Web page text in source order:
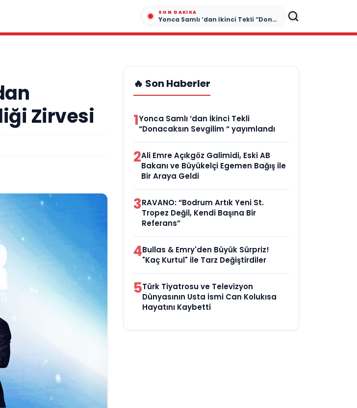
SON DAKIKA
Yonca Samlı ‘dan İkinci Tekli “Donacaksın Sevgilim “ yayımlandı
Zirvesi
🔥 Son Haberler
1Yonca Samlı ‘dan İkinci Tekli
“Donacaksın Sevgilim “ yayımlandı
2Ali Emre Açıkgöz Galimidi, Eski AB
Bakanı ve Büyükelçi Egemen Bağış ile
Bir Araya Geldi
3RAVANO: “Bodrum Artık Yeni St.
Tropez Değil, Kendi Başına Bir
Referans”
4Bullas & Emry'den Büyük Sürpriz!
"Kaç Kurtul" ile Tarz Değiştirdiler
5Türk Tiyatrosu ve Televizyon
Dünyasının Usta İsmi Can Kolukısa
Hayatını Kaybetti